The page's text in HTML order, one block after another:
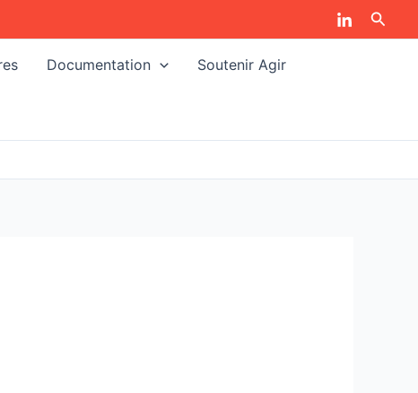
Documentation Soutenir Agir